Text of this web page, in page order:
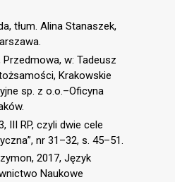
tłum. Alina Stanaszek,
Przedmowa, w: Tadeusz
Krakowskie
sp. z o.o.–Oficyna
III RP, czyli dwie cele
nr 31–32, s. 45–51.
2017, Język
Naukowe